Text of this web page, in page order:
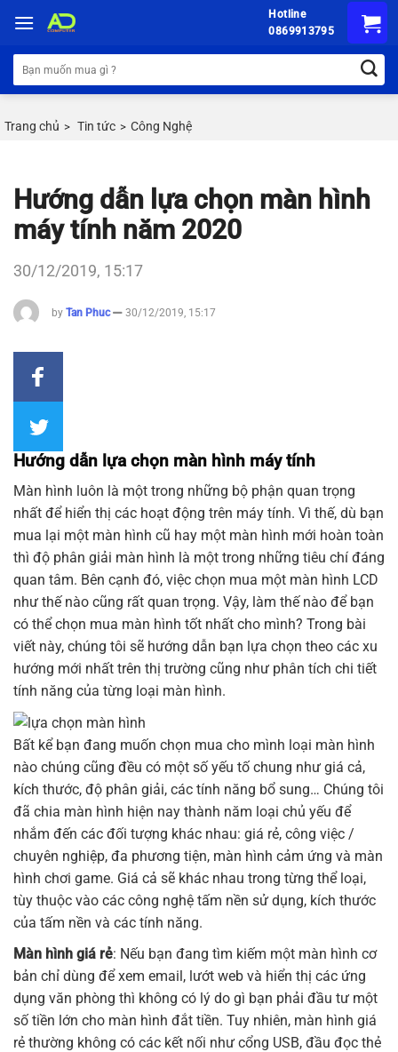
đến
nội
dung
Hotline
0869913795
Tìm
kiếm:
Trang chủ > Tin tức > Công Nghệ
Hướng dẫn lựa chọn màn hình
máy tính năm 2020
30/12/2019, 15:17
by Tan Phuc 30/12/2019, 15:17
Hướng dẫn lựa chọn màn hình máy tính
Màn hình luôn là một trong những bộ phận quan trọng
nhất để hiển thị các hoạt động trên máy tính. Vì thế, dù bạn
mua lại một màn hình cũ hay một màn hình mới hoàn toàn
thì độ phân giải màn hình là một trong những tiêu chí đáng
quan tâm. Bên cạnh đó, việc chọn mua một màn hình LCD
như thế nào cũng rất quan trọng. Vậy, làm thế nào để bạn
có thể chọn mua màn hình tốt nhất cho mình? Trong bài
viết này, chúng tôi sẽ hướng dẫn bạn lựa chọn theo các xu
hướng mới nhất trên thị trường cũng như phân tích chi tiết
tính năng của từng loại màn hình.
Bất kể bạn đang muốn chọn mua cho mình loại màn hình
nào chúng cũng đều có một số yếu tố chung như giá cả,
kích thước, độ phân giải, các tính năng bổ sung… Chúng tôi
đã chia màn hình hiện nay thành năm loại chủ yếu để
nhắm đến các đối tượng khác nhau: giá rẻ, công việc /
chuyên nghiệp, đa phương tiện, màn hình cảm ứng và màn
hình chơi game. Giá cả sẽ khác nhau trong từng thể loại,
tùy thuộc vào các công nghệ tấm nền sử dụng, kích thước
của tấm nền và các tính năng.
Màn hình giá rẻ: Nếu bạn đang tìm kiếm một màn hình cơ
bản chỉ dùng để xem email, lướt web và hiển thị các ứng
dụng văn phòng thì không có lý do gì bạn phải đầu tư một
số tiền lớn cho màn hình đắt tiền. Tuy nhiên, màn hình giá
rẻ thường không có các kết nối như cổng USB, đầu đọc thẻ